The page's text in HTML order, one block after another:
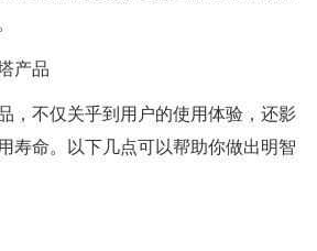
产品
，不仅关乎到用户的使用体验，还影
寿命。以下几点可以帮助你做出明智